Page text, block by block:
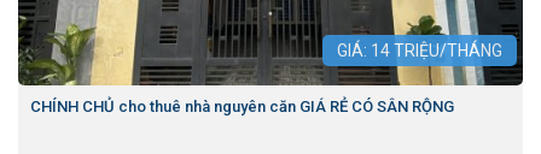
GIÁ: 14TRIỆU/THÁNG
CHÍNH CHỦ cho thuê nhà nguyên căn GIÁ RẺ CÓ SÂN RỘNG